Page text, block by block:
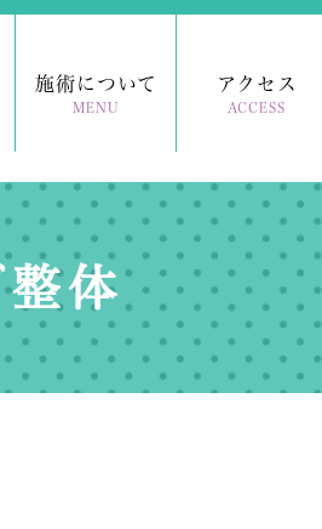
施術について
MENU
アクセス
ACCESS
体